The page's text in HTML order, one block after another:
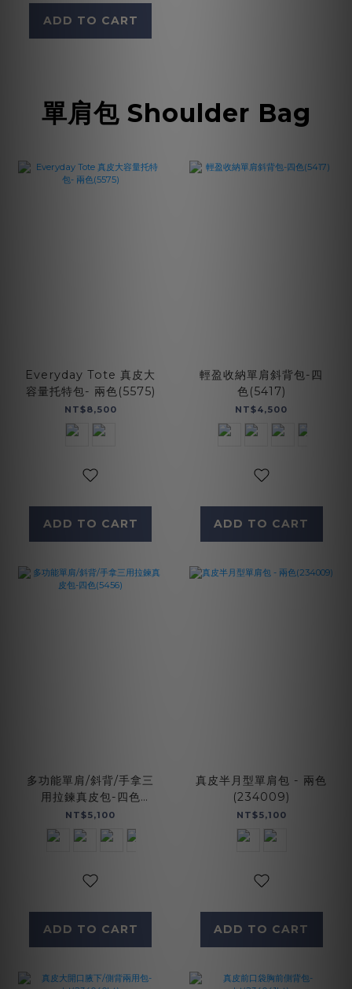
ADD TO CART
單肩包 Shoulder Bag
Everyday Tote 真皮大
容量托特包- 兩色(5575)
NT$8,500
ADD TO CART
輕盈收納單肩斜背包-四
色(5417)
NT$4,500
ADD TO CART
多功能單肩/斜背/手拿三
用拉鍊真皮包-四色
(5456)
NT$5,100
ADD TO CART
真皮半月型單肩包 - 兩色
(234009)
NT$5,100
ADD TO CART